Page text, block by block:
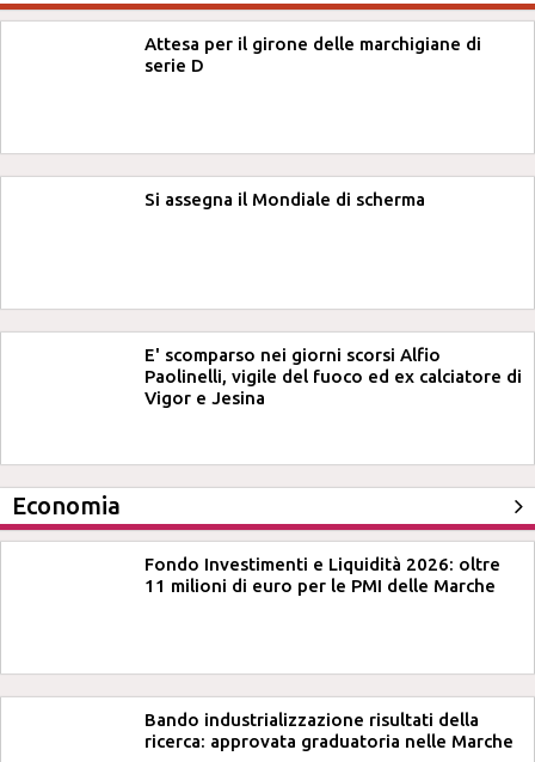
Attesa per il girone delle marchigiane di
serie D
Si assegna il Mondiale di scherma
E' scomparso nei giorni scorsi Alfio
Paolinelli, vigile del fuoco ed ex calciatore di
Vigor e Jesina
Economia
Fondo Investimenti e Liquidità 2026: oltre
11 milioni di euro per le PMI delle Marche
Bando industrializzazione risultati della
ricerca: approvata graduatoria nelle Marche